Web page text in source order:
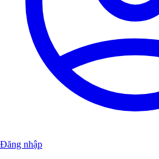
Đăng nhập